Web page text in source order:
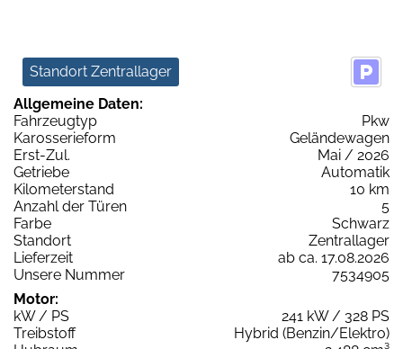
Standort Zentrallager
Allgemeine Daten:
Fahrzeugtyp
Pkw
Karosserieform
Geländewagen
Erst-Zul.
Mai / 2026
Getriebe
Automatik
Kilometerstand
10 km
Anzahl der Türen
5
Farbe
Schwarz
Standort
Zentrallager
Lieferzeit
ab ca. 17.08.2026
Unsere Nummer
7534905
Motor:
kW / PS
241 kW / 328 PS
Treibstoff
Hybrid (Benzin/Elektro)